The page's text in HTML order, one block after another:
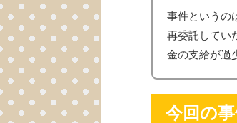
事件というの
再委託してい
金の支給が過
今回の